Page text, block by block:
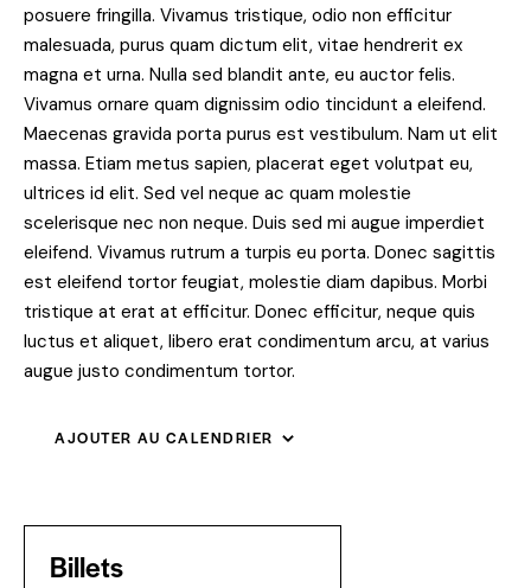
posuere fringilla. Vivamus tristique, odio non efficitur
malesuada, purus quam dictum elit, vitae hendrerit ex
magna et urna. Nulla sed blandit ante, eu auctor felis.
Vivamus ornare quam dignissim odio tincidunt a eleifend.
Maecenas gravida porta purus est vestibulum. Nam ut elit
massa. Etiam metus sapien, placerat eget volutpat eu,
ultrices id elit. Sed vel neque ac quam molestie
scelerisque nec non neque. Duis sed mi augue imperdiet
eleifend. Vivamus rutrum a turpis eu porta. Donec sagittis
est eleifend tortor feugiat, molestie diam dapibus. Morbi
tristique at erat at efficitur. Donec efficitur, neque quis
luctus et aliquet, libero erat condimentum arcu, at varius
augue justo condimentum tortor.
AJOUTER AU CALENDRIER
Billets